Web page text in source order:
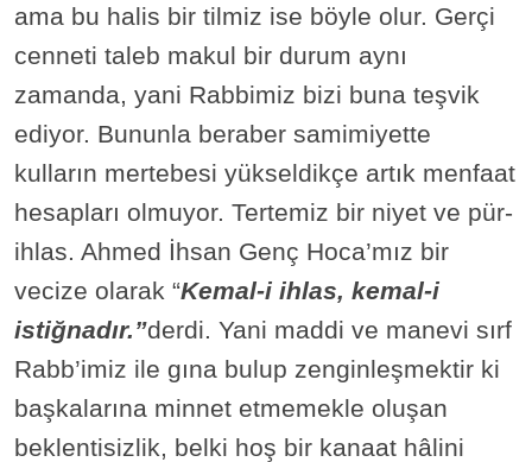
ama bu halis bir tilmiz ise böyle olur. Gerçi
cenneti taleb makul bir durum aynı
zamanda, yani Rabbimiz bizi buna teşvik
ediyor. Bununla beraber samimiyette
kulların mertebesi yükseldikçe artık menfaat
hesapları olmuyor. Tertemiz bir niyet ve pür-
ihlas. Ahmed İhsan Genç Hoca’mız bir
vecize olarak “Kemal-i ihlas, kemal-i
istiğnadır.”derdi. Yani maddi ve manevi sırf
Rabb’imiz ile gına bulup zenginleşmektir ki
başkalarına minnet etmemekle oluşan
beklentisizlik, belki hoş bir kanaat hâlini